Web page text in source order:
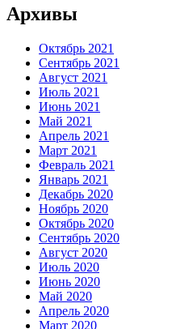
Архивы
Октябрь 2021
Сентябрь 2021
Август 2021
Июль 2021
Июнь 2021
Май 2021
Апрель 2021
Март 2021
Февраль 2021
Январь 2021
Декабрь 2020
Ноябрь 2020
Октябрь 2020
Сентябрь 2020
Август 2020
Июль 2020
Июнь 2020
Май 2020
Апрель 2020
Март 2020